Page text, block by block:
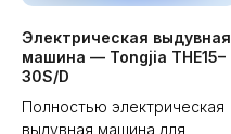
Электрическая выдувная
машина — Tongjia THE15–
30S/D
Полностью электрическая
выдувная машина для